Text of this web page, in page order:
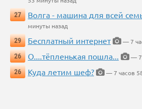
27
Волга - машина для всей
минуты назад
29
Бесплатный интернет
— 7
26
О....тёпленькая пошла...
— 7
26
Куда летим шеф? — 7 часов